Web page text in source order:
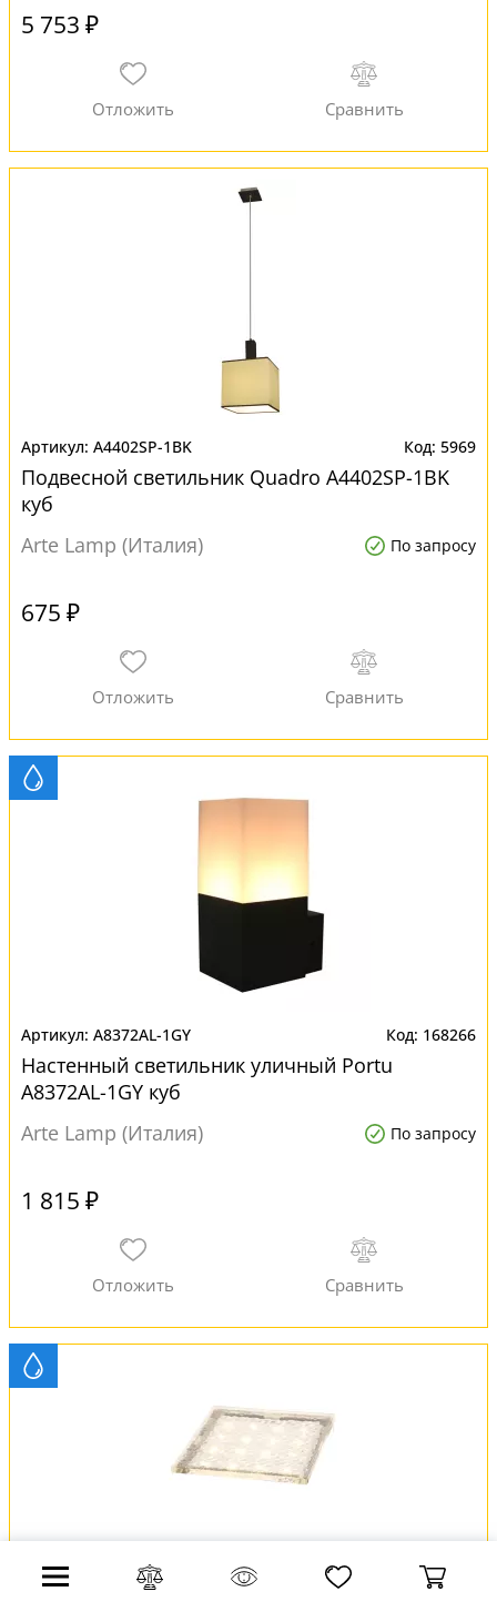
5 753 ₽
A4402SP-1BK 5969
Подвесной светильник Quadro A4402SP-1BK
куб
Arte Lamp (Италия)
По запросу
675 ₽
A8372AL-1GY 168266
Настенный светильник уличный Portu
A8372AL-1GY куб
Arte Lamp (Италия)
По запросу
1 815 ₽